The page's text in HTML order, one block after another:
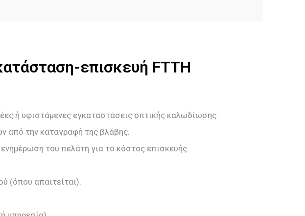
επισκευή FTTH
ή υφιστάμενες εγκαταστάσεις οπτικής καλωδίωσης:
από την καταγραφή της βλάβης.
του πελάτη για το κόστος επισκευής.
(όπου απαιτείται).